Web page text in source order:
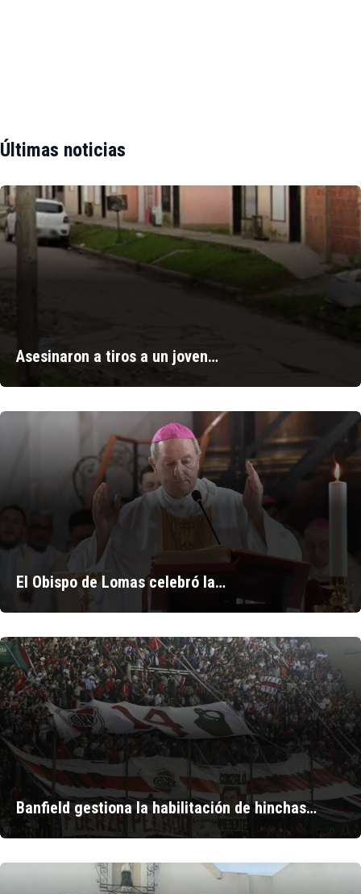
Últimas noticias
Asesinaron a tiros a un joven…
El Obispo de Lomas celebró la…
Banfield gestiona la habilitación de hinchas…